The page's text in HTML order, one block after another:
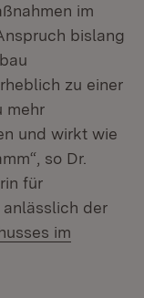
im
bislang
zu einer
mehr
und wirkt wie
so Dr.
für
anlässlich der
im